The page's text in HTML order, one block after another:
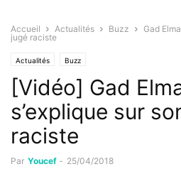
Accueil Actualités Buzz
Gad
jugé raciste
Actualités Buzz
[Vidéo] Gad
s’explique sur
raciste
Par Youcef - 25/04/2018